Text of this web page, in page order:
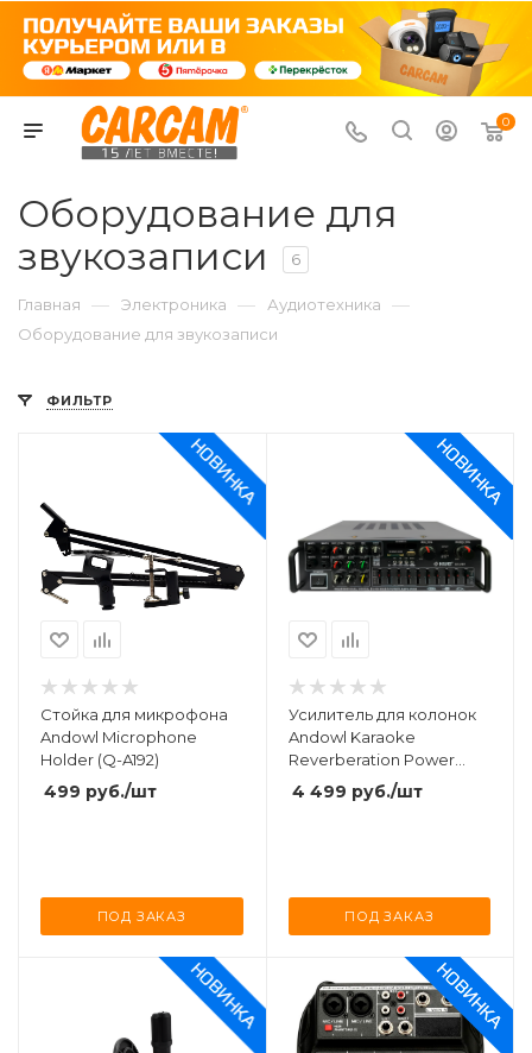
0
Оборудование для
звукозаписи
6
Главная — Электроника — Аудиотехника —
Оборудование для звукозаписи
ФИЛЬТР
Стойка для микрофона
Andowl Microphone
Holder (Q-A192)
499 руб./шт
ПОД ЗАКАЗ
Усилитель для колонок
Andowl Karaoke
Reverberation Power
Amplifer 150Wx2 (Q-
4 499 руб./шт
ПОД ЗАКАЗ